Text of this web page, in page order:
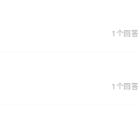
1个回答
1个回答